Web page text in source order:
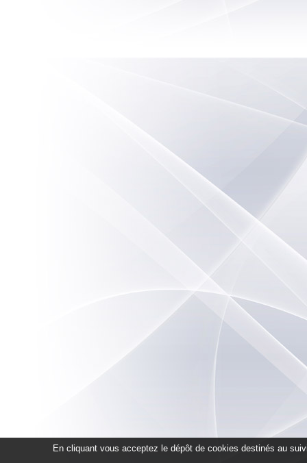
En cliquant vous acceptez le dépôt de cookies destinés au